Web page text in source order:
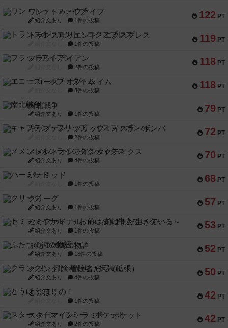
122 PT
ワン・トゥ・ファイブ
紹介文あり 1件の投稿
119 PT
トランスオリエント・エクスプレス
1件の投稿
118 PT
フラットアイアン
2件の投稿
118 PT
エコーズ・オブ・タイム
8件の投稿
79 PT
南北戦争
紹介文あり 1件の投稿
72 PT
キャプテン・フリップ：イスラ・ボンバ
2件の投稿
70 PT
メメントオンラインタクティクス
紹介文あり 4件の投稿
68 PT
パーミッド
1件の投稿
57 PT
クリーグ
紹介文あり 1件の投稿
53 PT
セミファイナル ～お前はまだ生きている～
紹介文あり 1件の投稿
52 PT
ふたつの街の物語
紹介文あり 18件の投稿
50 PT
クランク! ：冒険者たち（拡張）
紹介文あり 4件の投稿
42 PT
とうほうの！
1件の投稿
42 PT
スターマイン・ラミー ポケット
紹介文あり 2件の投稿